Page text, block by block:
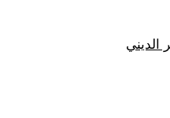
الديني